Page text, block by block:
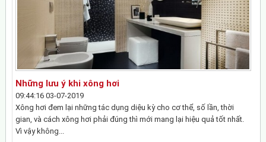
Những lưu ý khi xông hơi
09:44:16 03-07-2019
Xông hơi đem lại những tác dụng diệu kỳ cho cơ thể, số lần, thời
gian, và cách xông hơi phải đúng thì mới mang lại hiệu quả tốt nhất.
Vì vậy không...